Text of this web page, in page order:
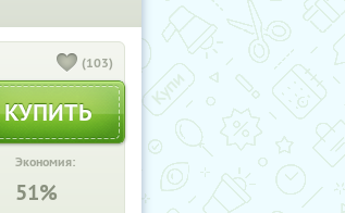
(103)
Экономия:
51%